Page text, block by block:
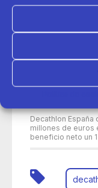
Decathlon España
millones de euros
beneficio neto un